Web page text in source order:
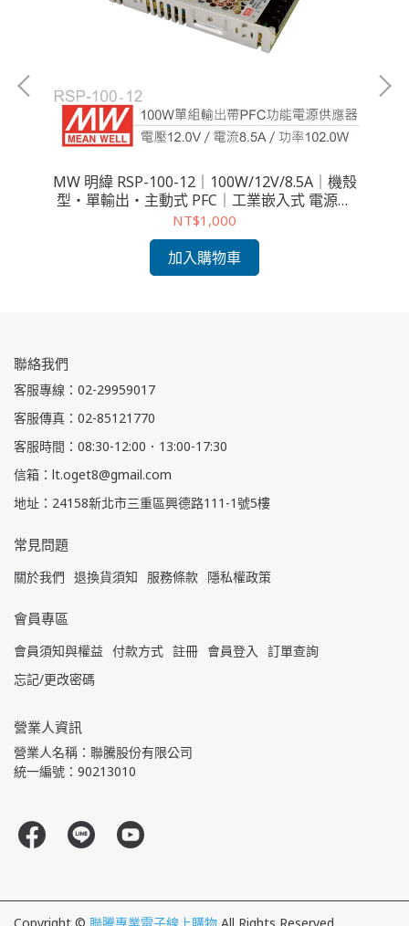
MW 明緯 RSP-100-12｜100W/12V/8.5A｜機殼
型・單輸出・主動式 PFC｜工業嵌入式 電源供
應器
NT$1,000
加入購物車
聯絡我們
客服專線：02-29959017
客服傳真：02-85121770
客服時間：08:30-12:00．13:00-17:30
信箱：lt.oget8@gmail.com
地址：24158新北市三重區興德路111-1號5樓
常見問題
關於我們 退換貨須知 服務條款 隱私權政策
會員專區
會員須知與權益 付款方式 註冊 會員登入
訂單查詢
忘記/更改密碼
營業人資訊
營業人名稱：聯騰股份有限公司
統一編號：90213010